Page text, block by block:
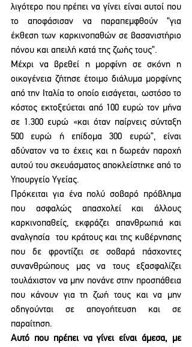
λιγότερο που πρέπει να γίνει είναι αυτοί που
το αποφάσισαν να παραπεμφθούν “για
έκθεση των καρκινοπαθών σε βασανιστήριο
πόνου και απειλή κατά της ζωής τους”.
Μέχρι να βρεθεί η μορφίνη σε σκόνη η
οικογένεια ζήτησε έτοιμο διάλυμα μορφίνης
από την Ιταλία το οποίο εισάγεται, ωστόσο το
κόστος εκτοξεύεται από 100 ευρώ τον μήνα
σε 1.300 ευρώ «και όταν παίρνεις σύνταξη
500 ευρώ ή επίδομα 300 ευρώ”, είναι
αδύνατον να το έχεις και η δωρεάν παροχή
αυτού του σκευάσματος αποκλείστηκε από το
Υπουργείο Υγείας.
Πρόκειται για ένα πολύ σοβαρό πρόβλημα
που ασφαλώς απασχολεί και άλλους
καρκινοπαθείς, εκφράζει απανθρωπιά και
αναλγησία  του κράτους και της κυβέρνησης
που δε φροντίζει σε σοβαρά πάσχοντες
συνανθρώπους μας να τους εξασφαλίζει
τουλάχιστον να μην πονάνε στην προσπάθεια
που κάνουν για τη ζωή τους και να μην
οδηγούνται σε απογοήτευση και σε
παραίτηση.
Αυτό που πρέπει να γίνει είναι άμεσα, με